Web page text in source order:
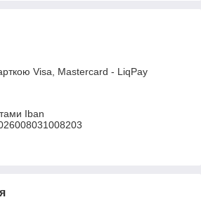
Visa, Mastercard - LiqPay
Iban